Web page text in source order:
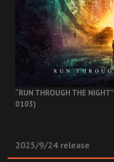
“RUN THROUGH THE NIGHT”
0103)
2025/9/24 release